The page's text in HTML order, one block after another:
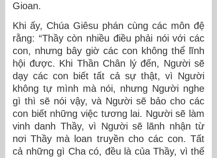
Gioan.
Khi ấy, Chúa Giêsu phán cùng các môn đệ
rằng: “Thầy còn nhiều điều phải nói với các
con, nhưng bây giờ các con không thể lĩnh
hội được. Khi Thần Chân lý đến, Người sẽ
dạy các con biết tất cả sự thật, vì Người
không tự mình mà nói, nhưng Người nghe
gì thì sẽ nói vậy, và Người sẽ bảo cho các
con biết những việc tương lai. Người sẽ làm
vinh danh Thầy, vì Người sẽ lãnh nhận từ
nơi Thầy mà loan truyền cho các con. Tất
cả những gì Cha có, đều là của Thầy, vì thế